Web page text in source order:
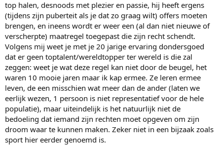
ik al zei maak ik het systeem van dichtbij mee. En de persoon in
kwestie zegt hier zelf over dat hij het lastig vind, maar niet
onoverkomelijk. Zoals degene zelf zegt: ik heb er alles voor over om
mijn mooie sport schoon te houden, en als dit de consequentie is,
dan moet dat maar.
En als je het er dan niet voor over hebt: tegelzetter is een mooi
beroep
top halen, desnoods met plezier en passie, hij heeft ergens
(tijdens zijn puberteit als je dat zo graag wilt) offers moeten
brengen, en ineens wordt er weer een (al dan niet nieuwe of
verscherpte) maatregel toegepast die zijn recht schendt.
Volgens mij weet je met je 20 jarige ervaring dondersgoed
dat er geen toptalent/wereldtopper ter wereld is die zal
zeggen: weet je wat deze regel kan niet door de beugel, het
waren 10 mooie jaren maar ik kap ermee. Ze leren ermee
leven, de een misschien wat meer dan de ander (laten we
eerlijk wezen, 1 persoon is niet representatief voor de hele
populatie), maar uiteindelijk is het natuurlijk niet de
bedoeling dat iemand zijn rechten moet opgeven om zijn
droom waar te kunnen maken. Zeker niet in een bijzaak zoals
sport hier eerder genoemd is.